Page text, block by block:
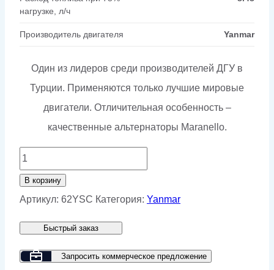
нагрузке, л/ч
Производитель двигателя Yanmar
Один из лидеров среди производителей ДГУ в
Турции. Применяются только лучшие мировые
двигатели. Отличительная особенность –
качественные альтернаторы Maranello.
Количество
товара
Дизельный
GMP
62YSC
В корзину
Артикул: 62YSC Категория: Yanmar
Быстрый заказ
Запросить коммерческое предложение